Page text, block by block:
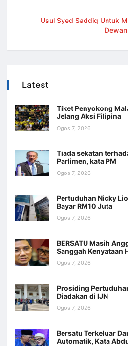
Usul Syed Saddiq Untuk
Latest
Tiket Penyokong
Jelang Aksi Filipina
Ogos 7, 2026
Tiada sekatan
Parlimen, kata PM
Ogos 7, 2026
Pertuduhan Nicky
Bayar RM10 Juta
Ogos 7, 2026
BERSATU Masih
Sanggah Kenyataan
Ogos 7, 2026
Prosiding
Diadakan di IJN
Ogos 7, 2026
Bersatu Terkeluar
Automatik, Kata